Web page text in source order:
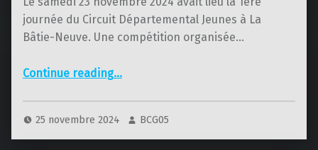
journée du Circuit Départemental Jeunes à La
Bâtie-Neuve. Une compétition organisée…
Continue reading“CiDJ de La Bâtie-Neuve 2024”
…
25 novembre 2024 BCG05